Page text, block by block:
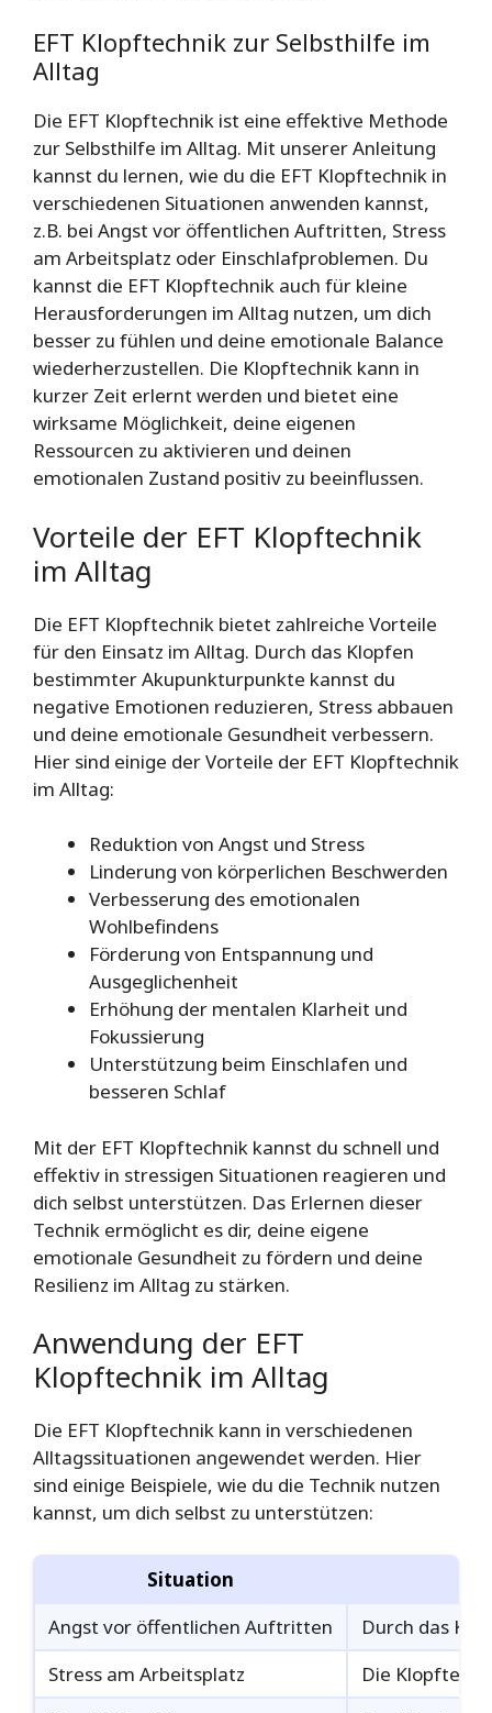
EFT Klopftechnik zur Selbsthilfe im
Alltag
Die EFT Klopftechnik ist eine effektive Methode
zur Selbsthilfe im Alltag. Mit unserer Anleitung
kannst du lernen, wie du die EFT Klopftechnik in
verschiedenen Situationen anwenden kannst,
z.B. bei Angst vor öffentlichen Auftritten, Stress
am Arbeitsplatz oder Einschlafproblemen. Du
kannst die EFT Klopftechnik auch für kleine
Herausforderungen im Alltag nutzen, um dich
besser zu fühlen und deine emotionale Balance
wiederherzustellen. Die Klopftechnik kann in
kurzer Zeit erlernt werden und bietet eine
wirksame Möglichkeit, deine eigenen
Ressourcen zu aktivieren und deinen
emotionalen Zustand positiv zu beeinflussen.
Vorteile der EFT Klopftechnik
im Alltag
Die EFT Klopftechnik bietet zahlreiche Vorteile
für den Einsatz im Alltag. Durch das Klopfen
bestimmter Akupunkturpunkte kannst du
negative Emotionen reduzieren, Stress abbauen
und deine emotionale Gesundheit verbessern.
Hier sind einige der Vorteile der EFT Klopftechnik
im Alltag:
Reduktion von Angst und Stress
Linderung von körperlichen Beschwerden
Verbesserung des emotionalen
Wohlbefindens
Förderung von Entspannung und
Ausgeglichenheit
Erhöhung der mentalen Klarheit und
Fokussierung
Unterstützung beim Einschlafen und
besseren Schlaf
Mit der EFT Klopftechnik kannst du schnell und
effektiv in stressigen Situationen reagieren und
dich selbst unterstützen. Das Erlernen dieser
Technik ermöglicht es dir, deine eigene
emotionale Gesundheit zu fördern und deine
Resilienz im Alltag zu stärken.
Anwendung der EFT
Klopftechnik im Alltag
Die EFT Klopftechnik kann in verschiedenen
Alltagssituationen angewendet werden. Hier
sind einige Beispiele, wie du die Technik nutzen
kannst, um dich selbst zu unterstützen:
Situation
Angst vor öffentlichen Auftritten
Durch das
Stress am Arbeitsplatz
Die